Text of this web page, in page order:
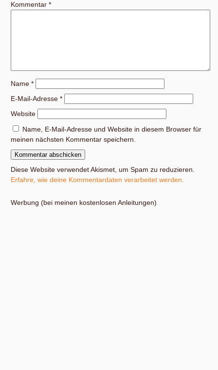
Kommentar*
Name*
E-Mail-Adresse*
Website
Name, E-Mail-Adresse und Website in diesem Browser für
meinen nächsten Kommentar speichern.
Diese Website verwendet Akismet, um Spam zu reduzieren.
Erfahre, wie deine Kommentardaten verarbeitet werden.
Werbung (bei meinen kostenlosen Anleitungen)